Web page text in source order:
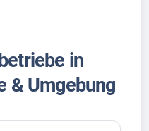
in
& Umgebung